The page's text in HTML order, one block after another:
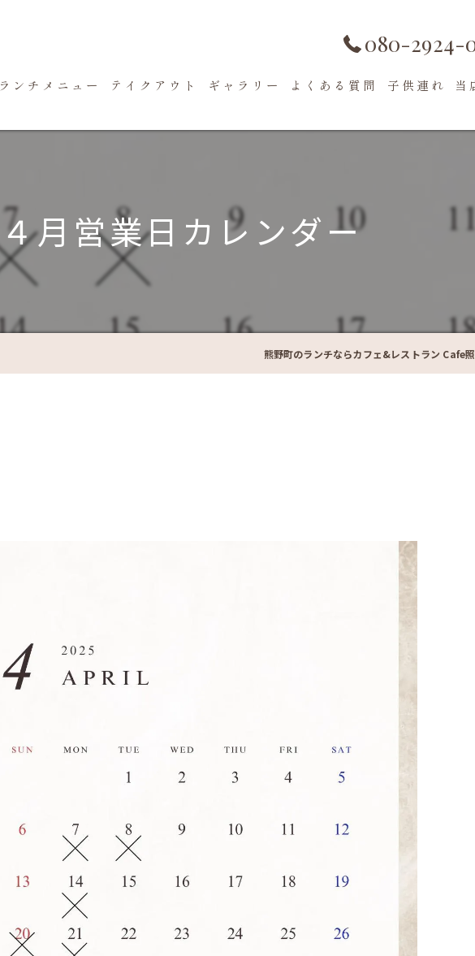
080-2924-
ランチメニュー テイクアウト ギャラリー よくある質問 子供連れ 当
４月営業日カレンダー
熊野町のランチならカフェ&レストラン Cafe照